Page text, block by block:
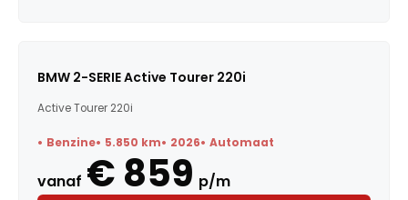
BMW 2-SERIE Active Tourer 220i
Active Tourer 220i
Benzine 5.850 km 2026 Automaat
vanaf € 859 p/m